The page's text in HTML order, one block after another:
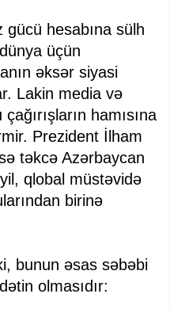
gücü hesabına sülh
üçün
əksər siyasi
Lakin media və
hamısına
Prezident İlham
təkcə Azərbaycan
qlobal müstəvidə
birinə
bunun əsas səbəbi
olmasıdır: